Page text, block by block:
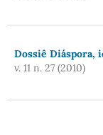
Dossiê Diáspora,
v. 11 n. 27 (2010)